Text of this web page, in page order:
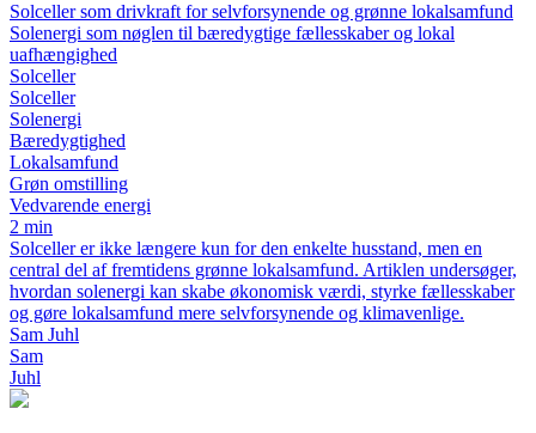
Solceller som drivkraft for selvforsynende og grønne lokalsamfund
Solenergi som nøglen til bæredygtige fællesskaber og lokal
uafhængighed
Solceller
Solceller
Solenergi
Bæredygtighed
Lokalsamfund
Grøn omstilling
Vedvarende energi
2 min
Solceller er ikke længere kun for den enkelte husstand, men en
central del af fremtidens grønne lokalsamfund. Artiklen undersøger,
hvordan solenergi kan skabe økonomisk værdi, styrke fællesskaber
og gøre lokalsamfund mere selvforsynende og klimavenlige.
Sam Juhl
Sam
Juhl